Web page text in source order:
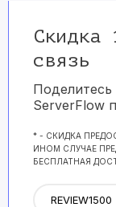
Скидка
связь
Поделитесь
ServerFlow
* - СКИДКА
ИНОМ СЛУЧАЕ
БЕСПЛАТНАЯ